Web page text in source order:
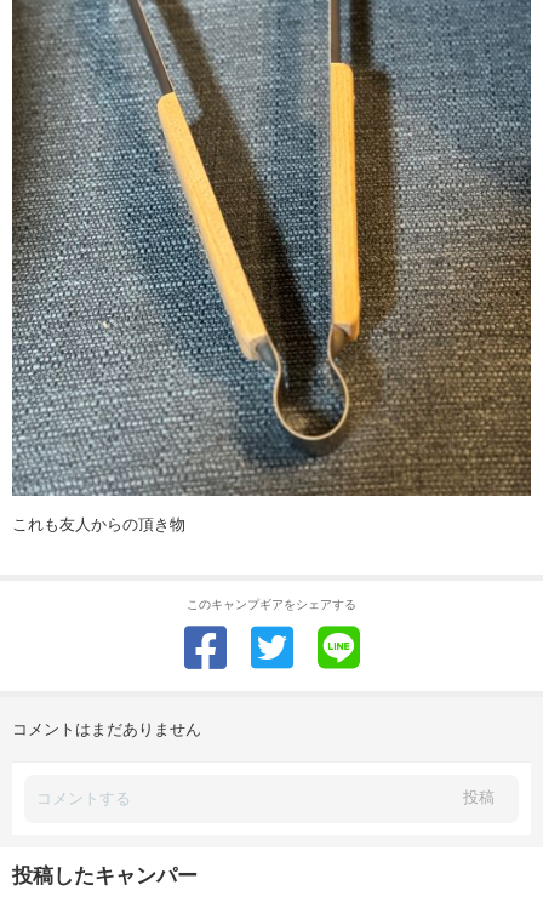
これも友人からの頂き物
このキャンプギアをシェアする
コメントはまだありません
投稿
投稿したキャンパー